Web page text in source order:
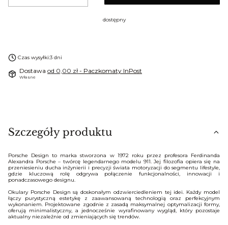
dostępny
Czas wysyłki:3 dni
Dostawa od 0,00 zł - Paczkomaty InPost
Własne
Szczegóły produktu
Porsche Design to marka stworzona w 1972 roku przez profesora Ferdinanda
Alexandra Porsche – twórcę legendarnego modelu 911. Jej filozofia opiera się na
przeniesieniu ducha inżynierii i precyzji świata motoryzacji do segmentu lifestyle,
gdzie kluczową rolę odgrywa połączenie funkcjonalności, innowacji i
ponadczasowego designu.
Okulary Porsche Design są doskonałym odzwierciedleniem tej idei. Każdy model
łączy purystyczną estetykę z zaawansowaną technologią oraz perfekcyjnym
wykonaniem. Projektowane zgodnie z zasadą maksymalnej optymalizacji formy,
oferują minimalistyczny, a jednocześnie wyrafinowany wygląd, który pozostaje
aktualny niezależnie od zmieniających się trendów.